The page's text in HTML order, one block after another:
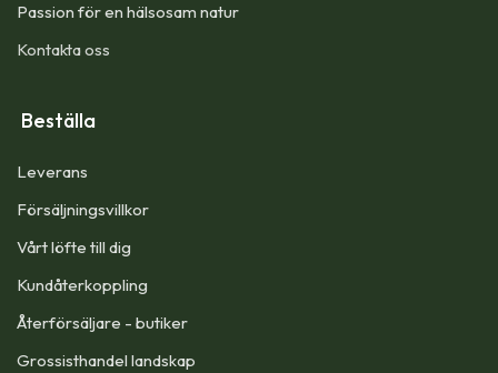
Passion för en hälsosam natur
Kontakta oss
Beställa
Leverans
Försäljningsvillkor
Vårt löfte till dig​
Kundåterkoppling
Återförsäljare - butiker
Grossisthandel landskap